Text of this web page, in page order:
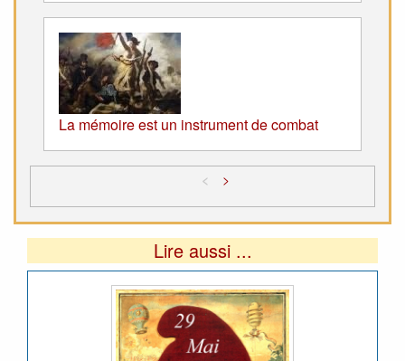
La mémoire est un instrument de combat
< >
Lire aussi ...